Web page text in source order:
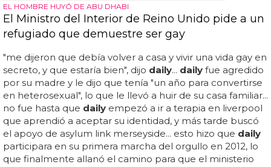
EL HOMBRE HUYÓ DE ABU DHABI
El Ministro del Interior de Reino Unido pide a un
refugiado que demuestre ser gay
"me dijeron que debía volver a casa y vivir una vida gay en
secreto, y que estaría bien", dijo daily... daily fue agredido
por su madre y le dijo que tenía "un año para convertirse
en heterosexual", lo que le llevó a huir de su casa familiar...
no fue hasta que daily empezó a ir a terapia en liverpool
que aprendió a aceptar su identidad, y más tarde buscó
el apoyo de asylum link merseyside... esto hizo que daily
participara en su primera marcha del orgullo en 2012, lo
que finalmente allanó el camino para que el ministerio